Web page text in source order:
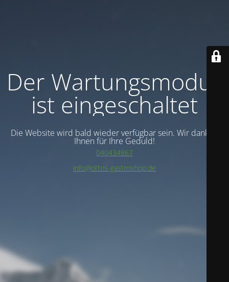
Der Wartungsmodus
ist eingeschaltet
Die Website wird bald wieder verfügbar sein. Wir danken
Ihnen für Ihre Geduld!
040434867
info@ottos-gastroshop.de